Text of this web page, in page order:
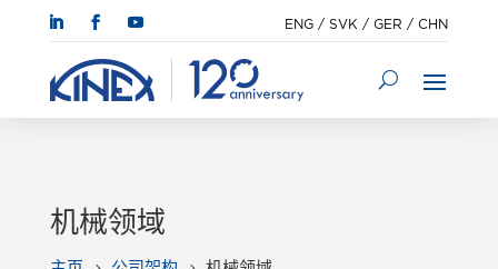
ENG /SVK /GER /CHN
机械领域